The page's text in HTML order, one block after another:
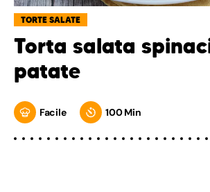
TORTE SALATE
Torta salata
patate
Facile 100 Min